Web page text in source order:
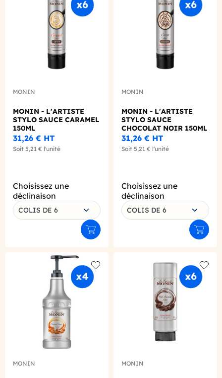
Add to wishlist
MONIN
MONIN - L'ARTISTE
STYLO SAUCE CARAMEL
150ML
31,26 € HT
Soit 5,21 € l'unité
Choisissez une
déclinaison
COLIS DE 6
Ajouter au panier
Add
MONIN
MONIN - L'ARTISTE
STYLO SAUCE
CHOCOLAT NOIR 150ML
31,26 € HT
Soit 5,21 € l'unité
Choisissez une
déclinaison
COLIS DE 6
Add to wishlist
MONIN
Add
MONIN